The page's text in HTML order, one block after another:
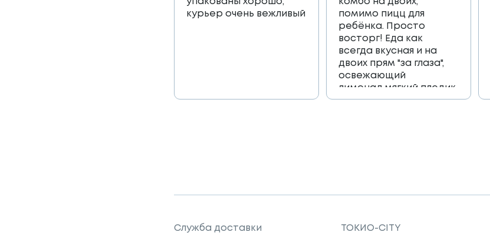
курьер очень вежливый
помимо пицц для
ребёнка. Просто
восторг! Еда как
всегда вкусная и на
двоих прям "за глаза",
освежающий
лимонад,мягкий пледик
для пикника,и коробка
Служба доставки ТОКИО-CITY